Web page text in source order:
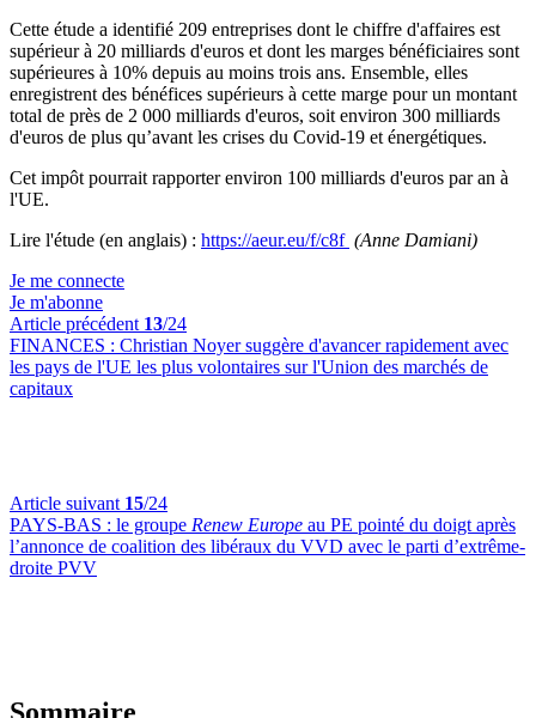
Cette étude a identifié 209 entreprises dont le chiffre d'affaires est
supérieur à 20 milliards d'euros et dont les marges bénéficiaires sont
supérieures à 10% depuis au moins trois ans. Ensemble, elles
enregistrent des bénéfices supérieurs à cette marge pour un montant
total de près de 2 000 milliards d'euros, soit environ 300 milliards
d'euros de plus qu’avant les crises du Covid-19 et énergétiques.
Cet impôt pourrait rapporter environ 100 milliards d'euros par an à
l'UE.
Lire l'étude (en anglais) : https://aeur.eu/f/c8f (Anne Damiani)
Je me connecte
Je m'abonne
Article précédent 13/24
FINANCES : Christian Noyer suggère d'avancer rapidement avec
les pays de l'UE les plus volontaires sur l'Union des marchés de
capitaux
Article suivant 15/24
PAYS-BAS : le groupe Renew Europe au PE pointé du doigt après
l’annonce de coalition des libéraux du VVD avec le parti d’extrême-
droite PVV